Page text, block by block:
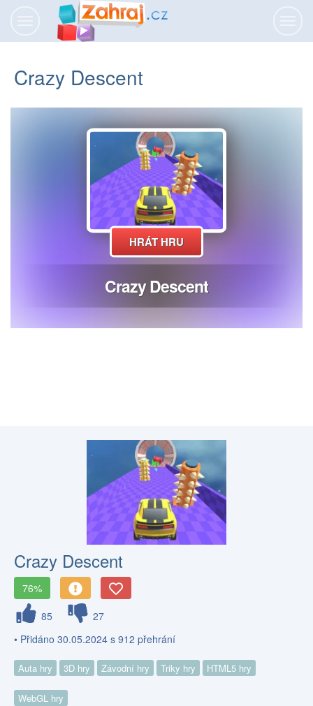
Crazy Descent
Crazy Descent
76%
85
27
• Přidáno 30.05.2024 s 912 přehrání
Auta hry 3D hry Závodní hry Triky hry HTML5 hry
WebGL hry